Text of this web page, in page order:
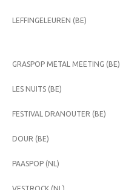
LEFFINGELEUREN (BE)
GRASPOP METAL MEETING (BE)
LES NUITS (BE)
FESTIVAL DRANOUTER (BE)
DOUR (BE)
PAASPOP (NL)